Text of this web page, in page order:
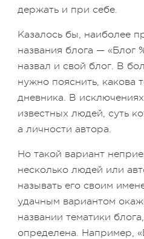
держать и при себе.
Казалось бы, наиболее
названия блога — «Блог
назвал и свой блог. В
нужно пояснить, какова
дневника. В
известных людей, суть
а личности автора.
Но такой вариант
несколько людей или
называть его своим
удачным вариантом
названии тематики
определена. Например,